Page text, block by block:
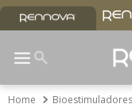
Bioestimuladores